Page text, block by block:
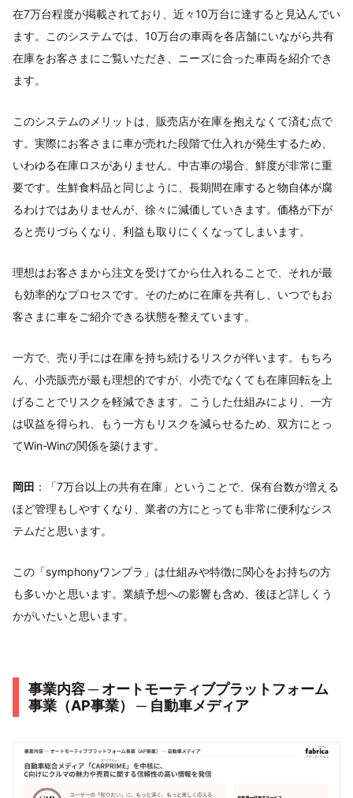
在7万台程度が掲載されており、近々10万台に達すると見込んでい
ます。このシステムでは、10万台の車両を各店舗にいながら共有
在庫をお客さまにご覧いただき、ニーズに合った車両を紹介でき
ます。
このシステムのメリットは、販売店が在庫を抱えなくて済む点で
す。実際にお客さまに車が売れた段階で仕入れが発生するため、
いわゆる在庫ロスがありません。中古車の場合、鮮度が非常に重
要です。生鮮食料品と同じように、長期間在庫すると物自体が腐
るわけではありませんが、徐々に減価していきます。価格が下が
ると売りづらくなり、利益も取りにくくなってしまいます。
理想はお客さまから注文を受けてから仕入れることで、それが最
も効率的なプロセスです。そのために在庫を共有し、いつでもお
客さまに車をご紹介できる状態を整えています。
一方で、売り手には在庫を持ち続けるリスクが伴います。もちろ
ん、小売販売が最も理想的ですが、小売でなくても在庫回転を上
げることでリスクを軽減できます。こうした仕組みにより、一方
は収益を得られ、もう一方もリスクを減らせるため、双方にとっ
てWin-Winの関係を築けます。
岡田 ：「7万台以上の共有在庫」ということで、保有台数が増える
ほど管理もしやすくなり、業者の方にとっても非常に便利なシス
テムだと思います。
この「symphonyワンプラ」は仕組みや特徴に関心をお持ちの方
も多いかと思います。業績予想への影響も含め、後ほど詳しくう
かがいたいと思います。
事業内容 ─ オートモーティブプラットフォーム
事業（AP事業） ─ 自動車メディア